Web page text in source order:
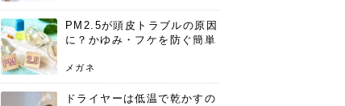
PM2.5が頭皮トラブルの原因
に？かゆみ・フケを防ぐ簡単
メガネ
ドライヤーは低温で乾かすの